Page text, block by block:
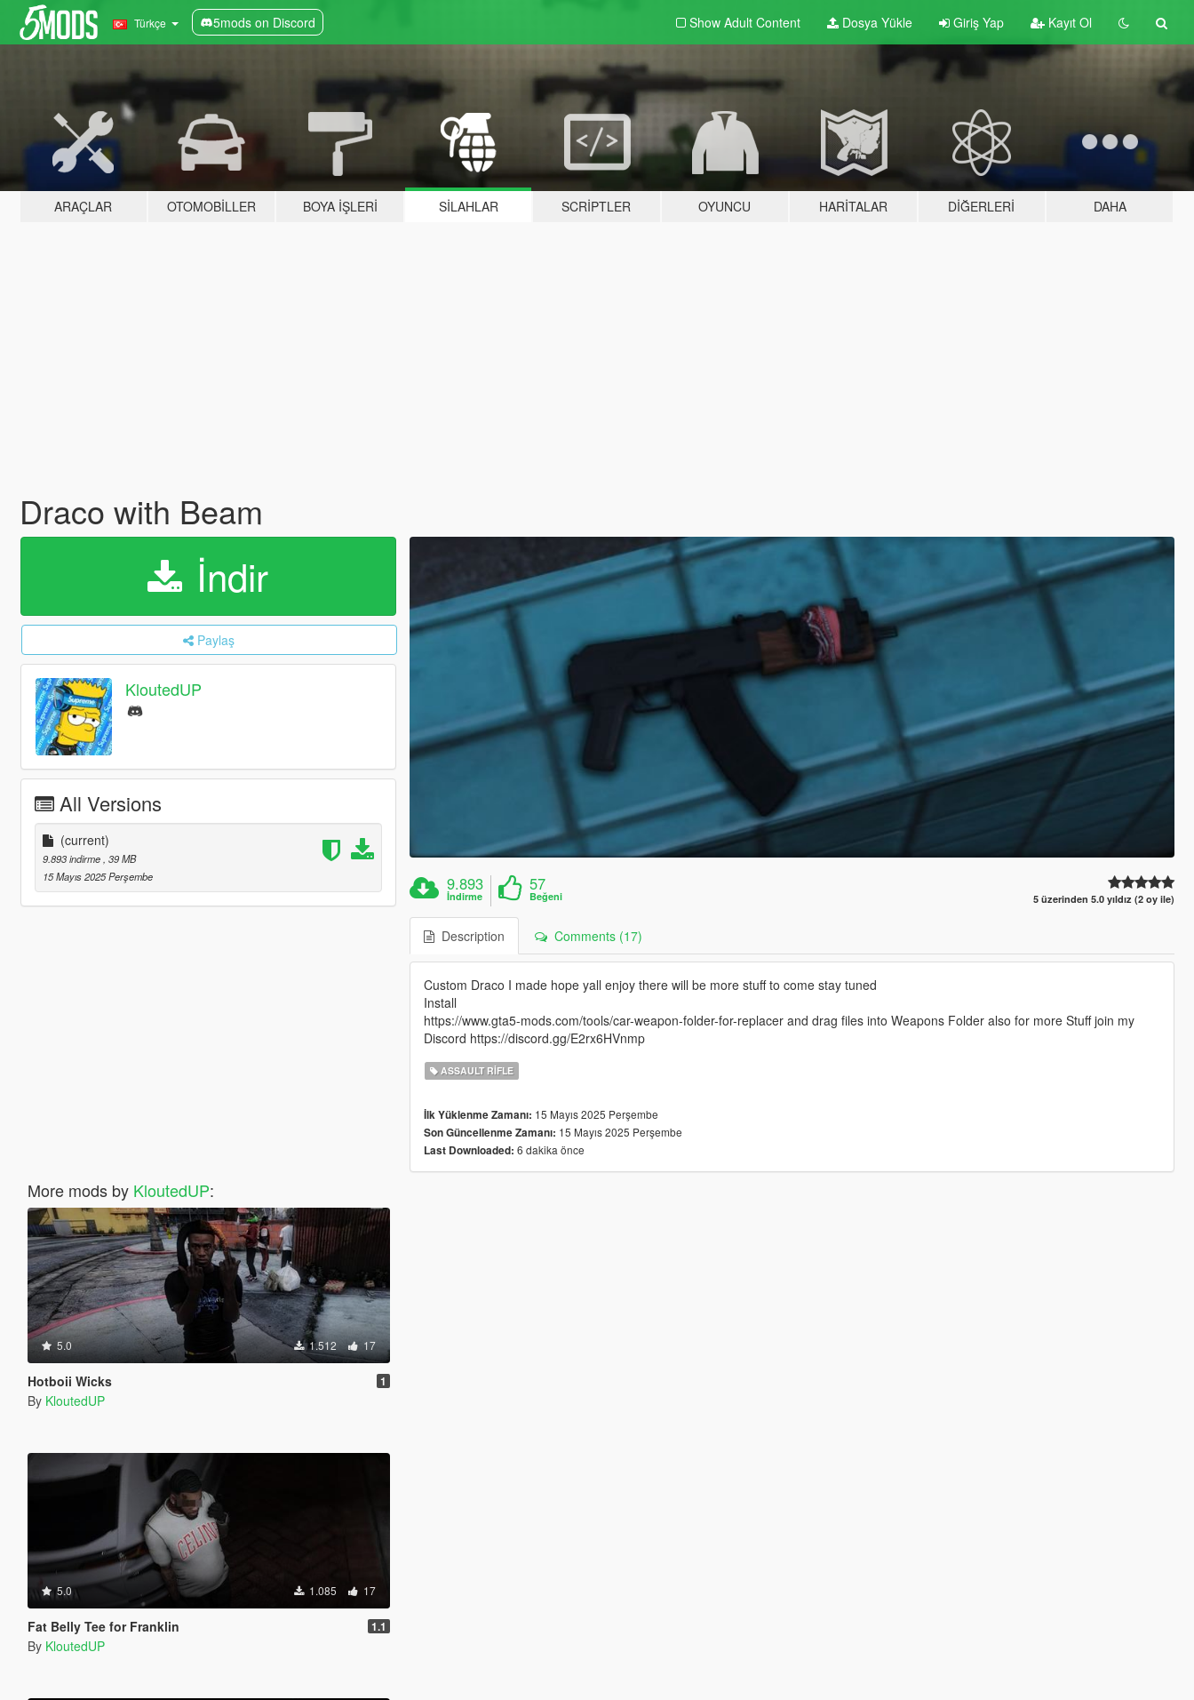
Türkçe 5mods on Discord Show Adult Content Dosya Yükle Giriş Yap Kayıt Ol
ARAÇLAR OTOMOBILLER BOYA İŞLERI SILAHLAR SCRIPTLER OYUNCU HARITALAR DIĞERLERI DAHA
Draco with Beam
İndir
Paylaş
KloutedUP
All Versions
(current)
9.893 indirme , 39 MB
15 Mayıs 2025 Perşembe
More mods by KloutedUP:
5.0 1.512 17
Hotboii Wicks 1
By KloutedUP
5.0 1.085 17
Fat Belly Tee for Franklin 1.1
By KloutedUP
9.893
İndirme
57
Beğeni 5 üzerinden 5.0 yıldız (2 oy ile)
Description Comments (17)
Custom Draco I made hope yall enjoy there will be more stuff to come stay tuned
Install
https://www.gta5-mods.com/tools/car-weapon-folder-for-replacer and drag files into Weapons Folder also for more Stuff join my
Discord https://discord.gg/E2rx6HVnmp
ASSAULT RIFLE
İlk Yüklenme Zamanı: 15 Mayıs 2025 Perşembe
Son Güncellenme Zamanı: 15 Mayıs 2025 Perşembe
Last Downloaded: 6 dakika önce